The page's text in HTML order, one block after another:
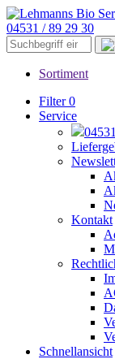
04531 / 89 29 30
Sortiment
Filter 0
Service
Kontakt
Schnellansicht